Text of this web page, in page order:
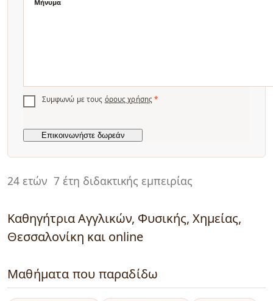
24 ετών 7 έτη διδακτικής εμπειρίας
Καθηγήτρια Αγγλικών, Φυσικής, Χημείας,
Θεσσαλονίκη και online
Μαθήματα που παραδίδω
Μήνυμα
Συμφωνώ με τους όρους χρήσης *